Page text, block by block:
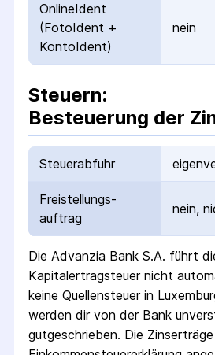
OnlineIdent
(FotoIdent +
KontoIdent)
nein
Steuern:
Besteuerung der
Steuerabfuhr
Freistellungs­
auftrag
nein,
Die Advanzia Bank S.A. führt
Kapital­ertrag­steuer nicht
keine Quellen­steuer in
werden dir von der Bank
gutgeschrieben. Die